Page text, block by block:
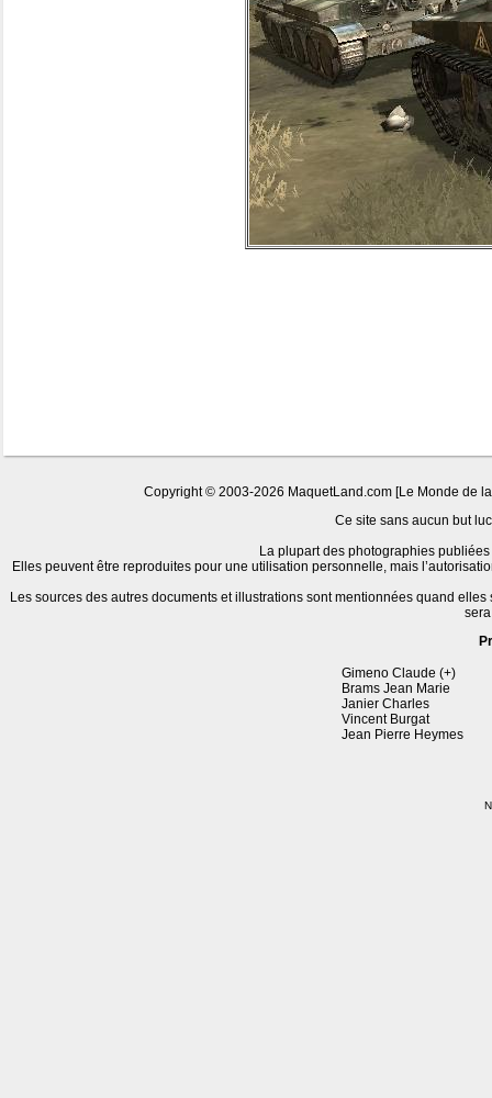
Copyright © 2003-2026 MaquetLand.com [Le Monde de
Ce site sans aucun but
La plupart des photographies
Elles peuvent être reproduites pour une utilisation personnelle, mais
Les sources des autres documents et illustrations sont mentionnées quand
Gimeno Claude (+)
Brams Jean Marie
Janier Charles
Vincent Burgat
Jean Pierre Heymes